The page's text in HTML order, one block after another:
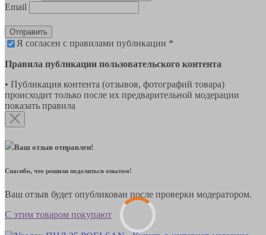
Email
Отправить
Я согласен с правилами публикации *
Правила публикации пользовательского контента
• Публикация контента (отзывов, фотографий товара)
происходит только после их предварительной модерации
показать правила
Ваш отзыв отправлен!
Спасибо, что решили поделиться опытом!
Ваш отзыв будет опубликован после проверки модератором.
С этим товаром покупают